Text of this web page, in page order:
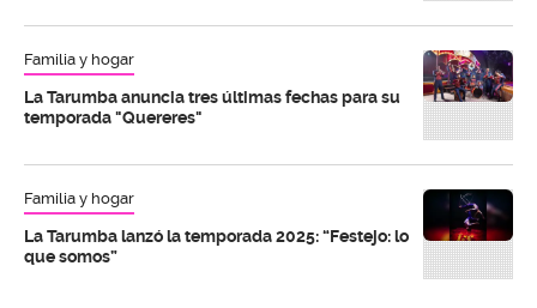
Familia y hogar
La Tarumba anuncia tres últimas fechas para su
temporada "Quereres"
Familia y hogar
La Tarumba lanzó la temporada 2025: “Festejo: lo
que somos”